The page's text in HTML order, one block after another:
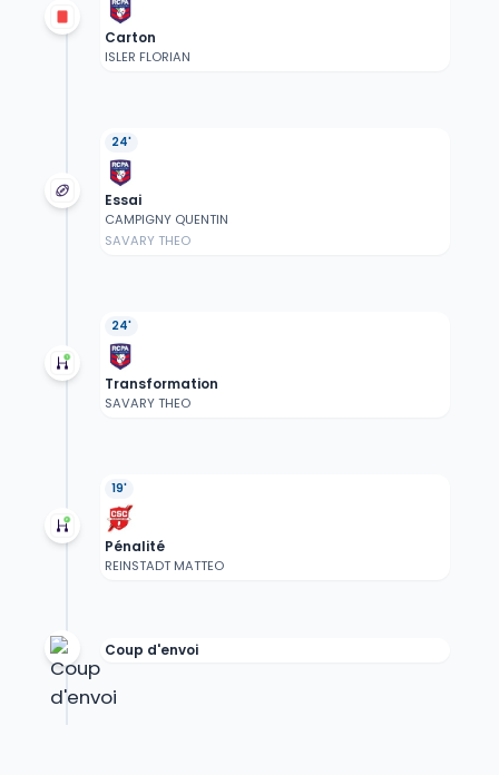
Carton
ISLER FLORIAN
24'
Essai
CAMPIGNY QUENTIN
SAVARY THEO
24'
Transformation
SAVARY THEO
19'
Pénalité
REINSTADT MATTEO
Coup d'envoi